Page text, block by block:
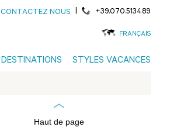
CONTACTEZ NOUS | +39.070.513489
FRANÇAIS
DESTINATIONS STYLES VACANCES
Haut de page